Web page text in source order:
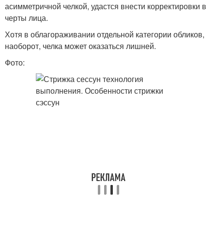
асимметричной челкой, удастся внести корректировки в
черты лица.
Хотя в облагораживании отдельной категории обликов,
наоборот, челка может оказаться лишней.
Фото: